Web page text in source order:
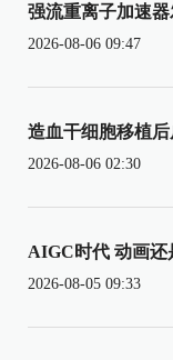
强流重离子加速
2026-08-06 09:47
造血干细胞移植
2026-08-06 02:30
AIGC时代 动画还
2026-08-05 09:33